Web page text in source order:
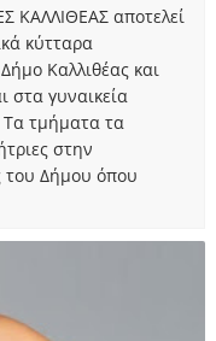
ΚΑΛΛΙΘΕΑΣ αποτελεί
κύτταρα
Καλλιθέας και
στα γυναικεία
τμήματα τα
στην
του Δήμου όπου